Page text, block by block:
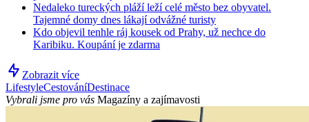
Nedaleko tureckých pláží leží celé město bez obyvatel.
Tajemné domy dnes lákají odvážné turisty
Kdo objevil tenhle ráj kousek od Prahy, už nechce do
Karibiku. Koupání je zdarma
Zobrazit více
LifestyleCestováníDestinace
Vybrali jsme pro vás Magazíny a zajímavosti